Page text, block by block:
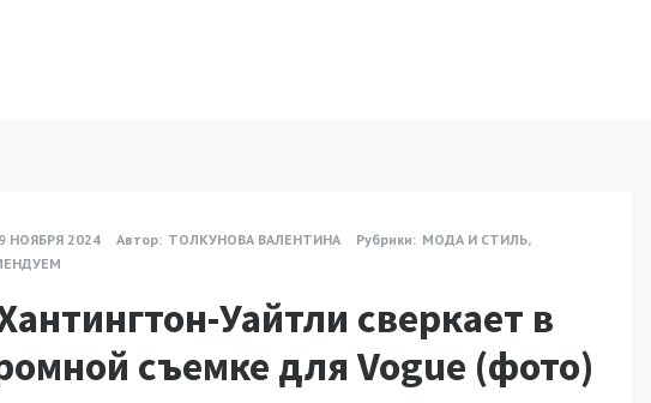
НОЯБРЯ 2024 Автор: ТОЛКУНОВА ВАЛЕНТИНА Рубрики: МОДА И СТИЛЬ,
Уайтли сверкает в
съемке для Vogue (фото)